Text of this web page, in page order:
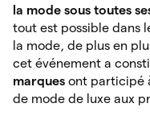
la mode sous toutes
tout est possible dans
la mode, de plus en
cet événement a
marques ont participé
de mode de luxe aux